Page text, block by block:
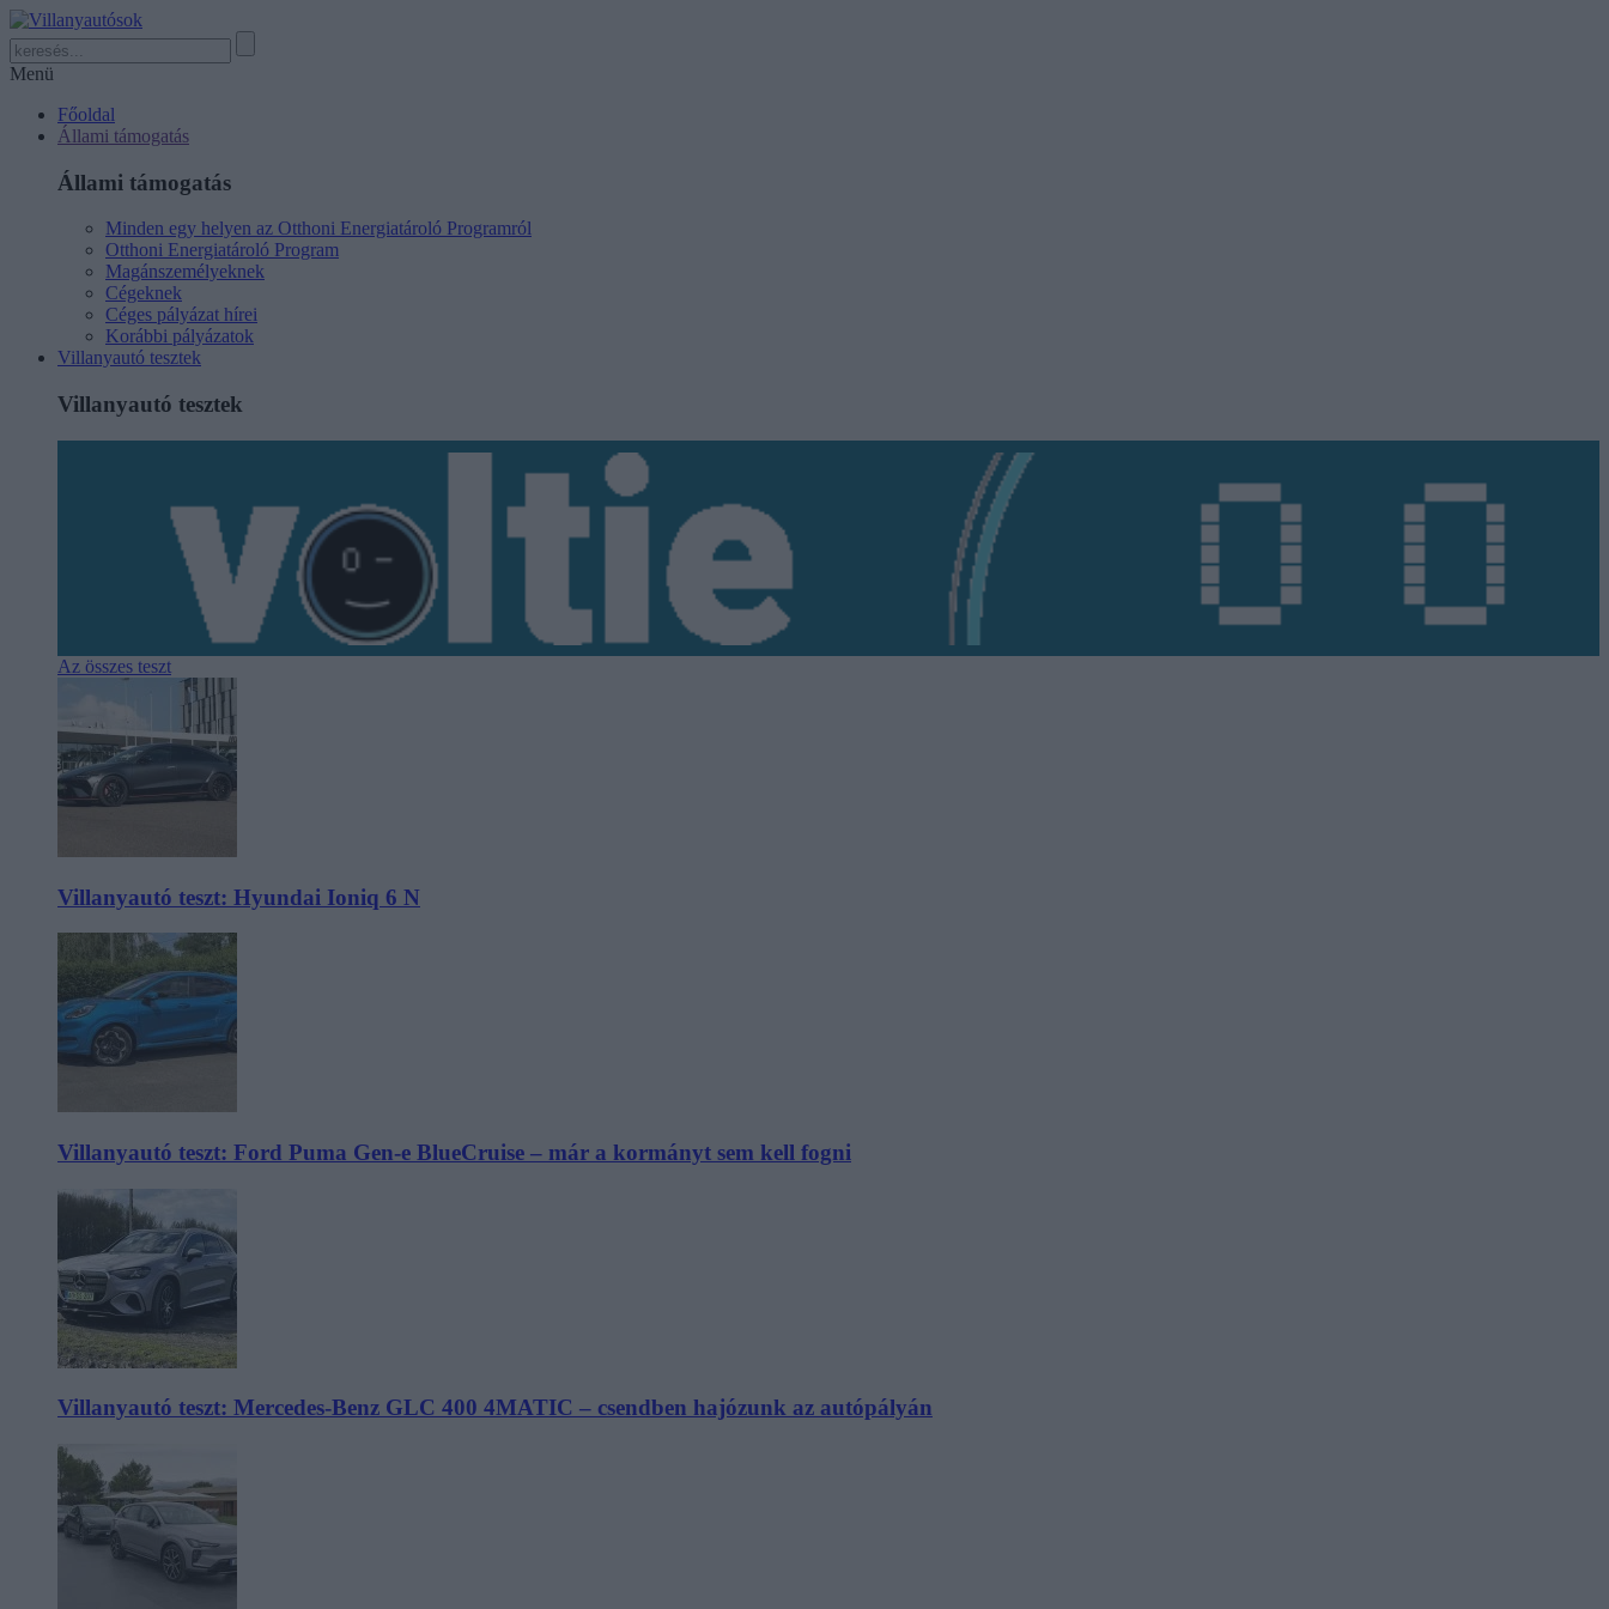
Menü
Főoldal
Állami támogatás
Állami támogatás
Minden egy helyen az Otthoni Energiatároló Programról
Otthoni Energiatároló Program
Magánszemélyeknek
Cégeknek
Céges pályázat hírei
Korábbi pályázatok
Villanyautó tesztek
Villanyautó tesztek
Az összes teszt
Villanyautó teszt: Hyundai Ioniq 6 N
Villanyautó teszt: Ford Puma Gen-e BlueCruise – már a kormányt sem kell fogni
Villanyautó teszt: Mercedes-Benz GLC 400 4MATIC – csendben hajózunk az autópályán